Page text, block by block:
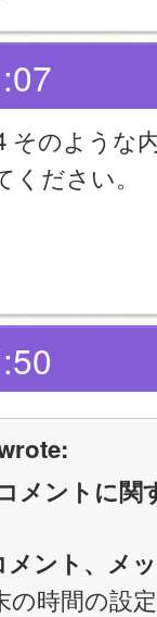
そのような
ください。
メントに関
メント、メ
の時間の設